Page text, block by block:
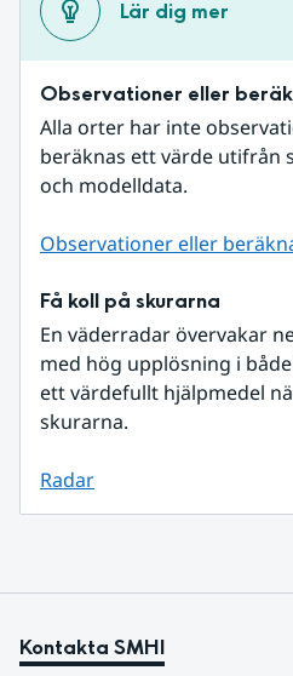
Lär dig mer
Observationer eller
Alla orter har inte
beräknas ett värde utifrån
och modelldata.
Observationer eller
Få koll på skurarna
En väderradar övervakar
med hög upplösning i
ett värdefullt hjälpmedel
skurarna.
Radar
Kontakta SMHI